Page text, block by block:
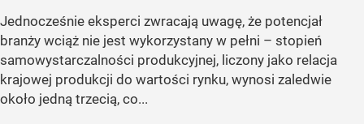
Jednocześnie eksperci zwracają uwagę, że potencjał
branży wciąż nie jest wykorzystany w pełni – stopień
samowystarczalności produkcyjnej, liczony jako relacja
krajowej produkcji do wartości rynku, wynosi zaledwie
około jedną trzecią, co...